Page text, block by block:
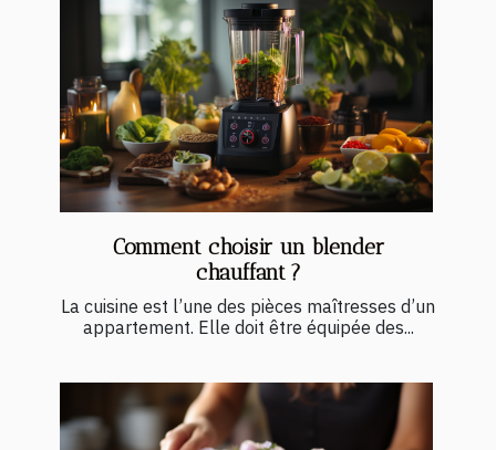
Comment choisir un blender
chauffant ?
La cuisine est l’une des pièces maîtresses d’un
appartement. Elle doit être équipée des...